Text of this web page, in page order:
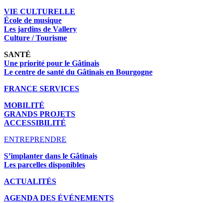
VIE CULTURELLE
École de musique
Les jardins de Vallery
Culture / Tourisme
SANTÉ
Une priorité pour le Gâtinais
Le centre de santé du Gâtinais en Bourgogne
FRANCE SERVICES
MOBILITÉ
GRANDS PROJETS
ACCESSIBILITÉ
ENTREPRENDRE
S’implanter dans le Gâtinais
Les parcelles disponibles
ACTUALITÉS
AGENDA DES ÉVÉNEMENTS